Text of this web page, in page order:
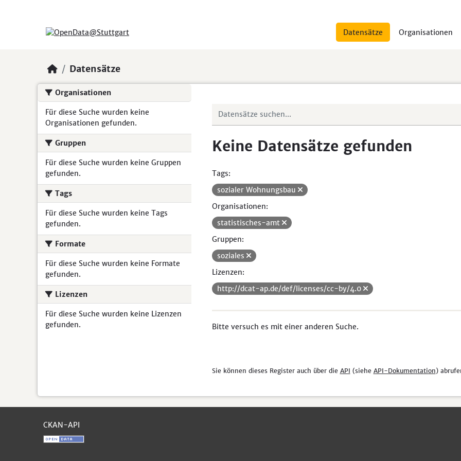
Datensätze Organisationen
Datensätze
Organisationen
Für diese Suche wurden keine
Organisationen gefunden.
Gruppen
Für diese Suche wurden keine Gruppen
gefunden.
Tags
Für diese Suche wurden keine Tags
gefunden.
Formate
Für diese Suche wurden keine Formate
gefunden.
Lizenzen
Für diese Suche wurden keine Lizenzen
gefunden.
Keine Datensätze gefunden
Tags:
sozialer Wohnungsbau
Organisationen:
statistisches-amt
Gruppen:
soziales
Lizenzen:
http://dcat-ap.de/def/licenses/cc-by/4.0
Bitte versuch es mit einer anderen Suche.
Sie können dieses Register auch über die API (siehe API-Dokumentation)
CKAN-API